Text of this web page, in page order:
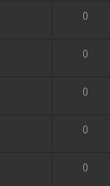
0
0
0
0
0